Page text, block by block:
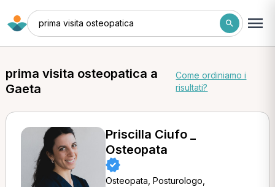
prima visita osteopatica
prima visita osteopatica a
Gaeta
Come ordiniamo i
risultati?
Priscilla Ciufo _
Osteopata
Osteopata, Posturologo,